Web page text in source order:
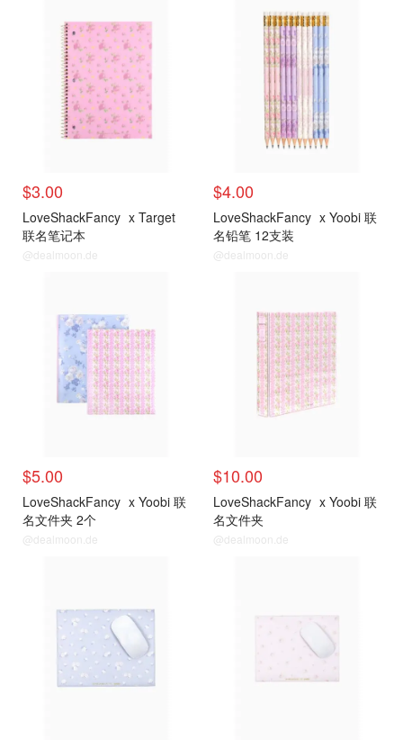
$3.00
LoveShackFancy x Target
联名笔记本
@dealmoon.de
$4.00
LoveShackFancy x Yoobi 联
名铅笔 12支装
@dealmoon.de
$5.00
LoveShackFancy x Yoobi 联
名文件夹 2个
@dealmoon.de
$10.00
LoveShackFancy x Yoobi 联
名文件夹
@dealmoon.de